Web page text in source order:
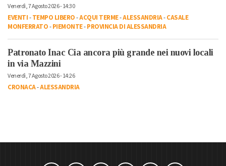
Venerdì, 7 Agosto 2026 - 14:30
EVENTI-TEMPO LIBERO-ACQUI TERME-ALESSANDRIA-CASALE
MONFERRATO-PIEMONTE-PROVINCIA DI ALESSANDRIA
Patronato Inac Cia ancora più grande nei nuovi locali
in via Mazzini
Venerdì, 7 Agosto 2026 - 14:26
CRONACA-ALESSANDRIA